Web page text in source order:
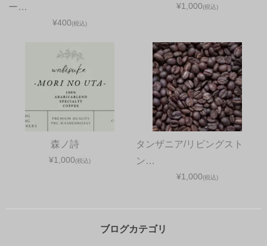
ー…
¥400(税込)
¥1,000(税込)
森ノ詩
¥1,000(税込)
タンザニア/リビングスト
ン…
¥1,000(税込)
ブログカテゴリ